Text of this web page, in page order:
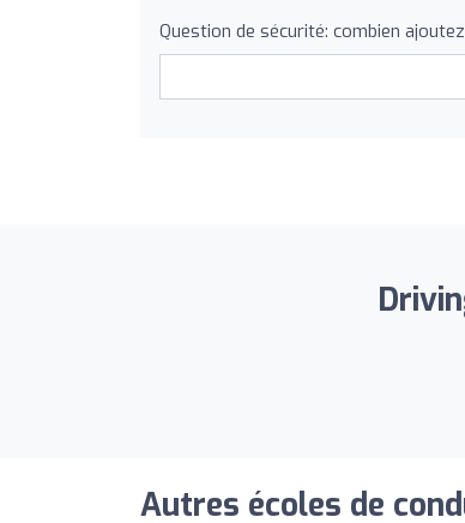
Question de sécurité: combien
Autres écoles de